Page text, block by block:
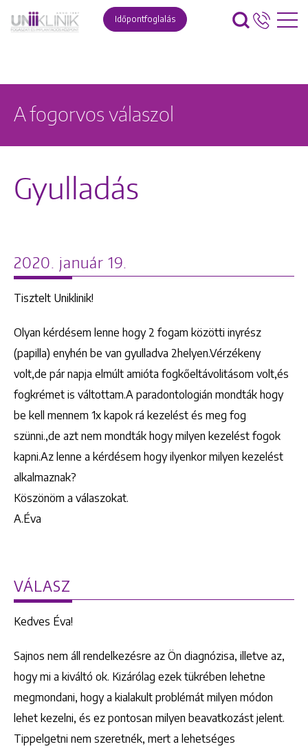
Időpontfoglalás
A fogorvos válaszol
Gyulladás
2020. január 19.
Tisztelt Uniklinik!
Olyan kérdésem lenne hogy 2 fogam közötti inyrész
(papilla) enyhén be van gyulladva 2helyen.Vérzékeny
volt,de pár napja elmúlt amióta fogkőeltávolitásom volt,és
fogkrémet is váltottam.A paradontologián mondták hogy
be kell mennem 1x kapok rá kezelést és meg fog
szünni.,de azt nem mondták hogy milyen kezelést fogok
kapni.Az lenne a kérdésem hogy ilyenkor milyen kezelést
alkalmaznak?
Köszönöm a válaszokat.
A.Éva
VÁLASZ
Kedves Éva!
Sajnos nem áll rendelkezésre az Ön diagnózisa, illetve az,
hogy mi a kiváltó ok. Kizárólag ezek tükrében lehetne
megmondani, hogy a kialakult problémát milyen módon
lehet kezelni, és ez pontosan milyen beavatkozást jelent.
Tippelgetni nem szeretnék, mert a lehetséges